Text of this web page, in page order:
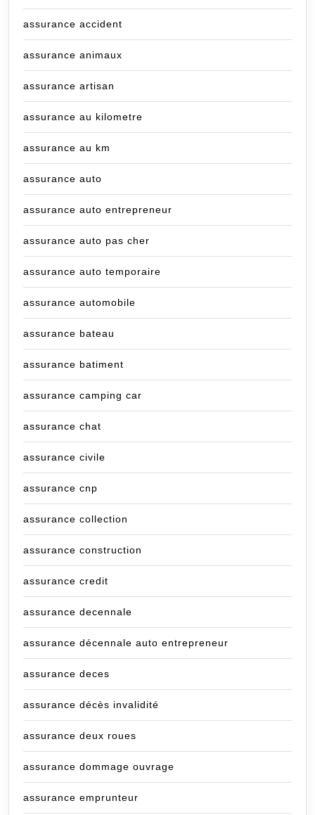
assurance accident
assurance animaux
assurance artisan
assurance au kilometre
assurance au km
assurance auto
assurance auto entrepreneur
assurance auto pas cher
assurance auto temporaire
assurance automobile
assurance bateau
assurance batiment
assurance camping car
assurance chat
assurance civile
assurance cnp
assurance collection
assurance construction
assurance credit
assurance decennale
assurance décennale auto entrepreneur
assurance deces
assurance décès invalidité
assurance deux roues
assurance dommage ouvrage
assurance emprunteur